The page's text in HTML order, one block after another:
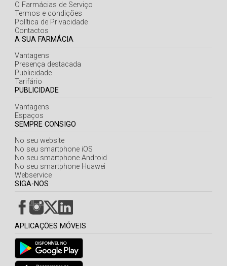
O Farmácias de Serviço
Termos e condições
Política de Privacidade
Contactos
A SUA FARMÁCIA
Vantagens
Presença destacada
Publicidade
Tarifário
PUBLICIDADE
Vantagens
Espaços
SEMPRE CONSIGO
No seu website
No seu smartphone iOS
No seu smartphone Android
No seu smartphone Huawei
Webservice
SIGA-NOS
APLICAÇÕES MÓVEIS